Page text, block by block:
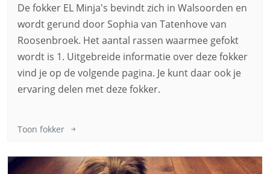
De fokker EL Minja's bevindt zich in Walsoorden en
wordt gerund door Sophia van Tatenhove van
Roosenbroek. Het aantal rassen waarmee gefokt
wordt is 1. Uitgebreide informatie over deze fokker
vind je op de volgende pagina. Je kunt daar ook je
ervaring delen met deze fokker.
Toon fokker